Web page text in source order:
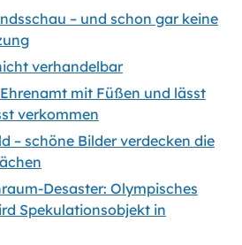
– und schon gar keine
verhandelbar
mit Füßen und lässt
verkommen
– schöne Bilder verdecken die
Desaster: Olympisches
Spekulationsobjekt in